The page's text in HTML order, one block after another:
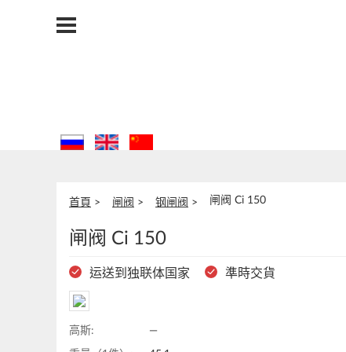
首頁 闸阀 钢闸阀 闸阀 Ci 150
闸阀 Ci 150
运送到独联体国家 準時交貨
高斯: —